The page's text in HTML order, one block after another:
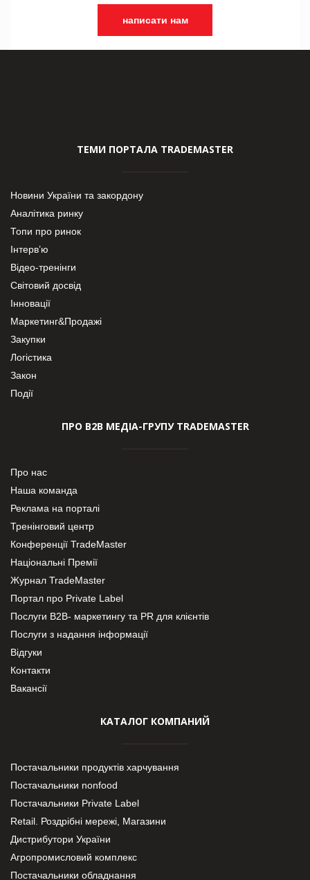
написати нам
ТЕМИ ПОРТАЛА TRADEMASTER
Новини України та закордону
Аналітика ринку
Топи про ринок
Інтерв’ю
Відео-тренінги
Світовий досвід
Інновації
Маркетинг&Продажі
Закупки
Логістика
Закон
Події
ПРО В2В МЕДІА-ГРУПУ TRADEMASTER
Про нас
Наша команда
Реклама на порталі
Тренінговий центр
Конференції TradeMaster
Національні Премії
Журнал TradeMaster
Портал про Private Label
Послуги В2В- маркетингу та PR для клієнтів
Послуги з надання інформації
Відгуки
Контакти
Вакансії
КАТАЛОГ КОМПАНИЙ
Постачальники продуктів харчування
Постачальники nonfood
Постачальники Private Label
Retail. Роздрібні мережі, Магазини
Дистрибутори України
Агропромисловий комплекс
Постачальники обладнання